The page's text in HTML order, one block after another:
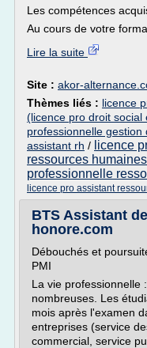
Les compétences
Au cours de votre
Lire la suite
Site : akor-
Thèmes liés : licence
(licence pro droit social
professionnelle
assistant rh / licence
ressources
professionnelle
licence pro assistant
BTS Assistant
honore.com
Débouchés et
PMI
La vie professionnelle
nombreuses. Les
mois après l'examen
entreprises (service
commercial, service